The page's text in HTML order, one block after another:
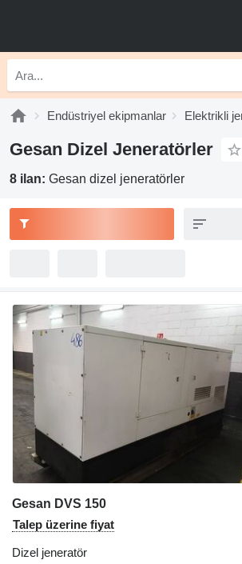
Endüstriyel ekipmanlar Elektrikli
Gesan Dizel Jeneratörler
8 ilan: Gesan dizel jeneratörler
Gesan DVS 150
Talep üzerine fiyat
Dizel jeneratör